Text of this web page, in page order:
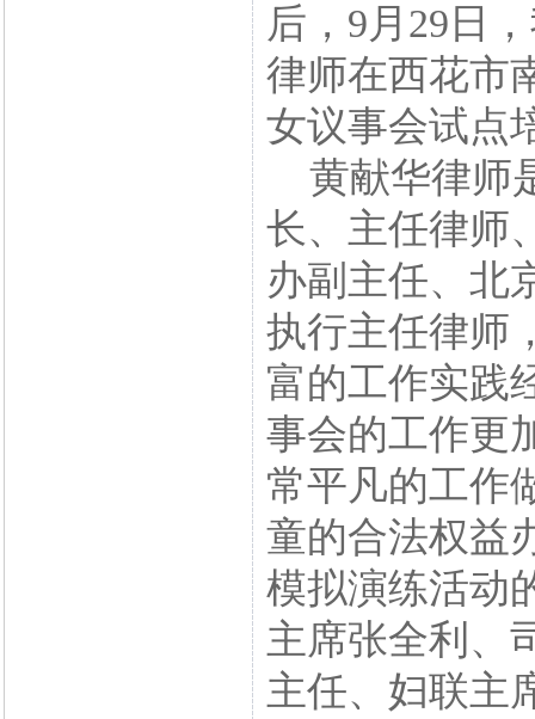
后，9月29日
律师在西花市
女议事会试点
黄献华律师
长、主任律师
办副主任、北
执行主任律师
富的工作实践
事会的工作更
常平凡的工作
童的合法权益
模拟演练活动
主席张全利、
主任、妇联主